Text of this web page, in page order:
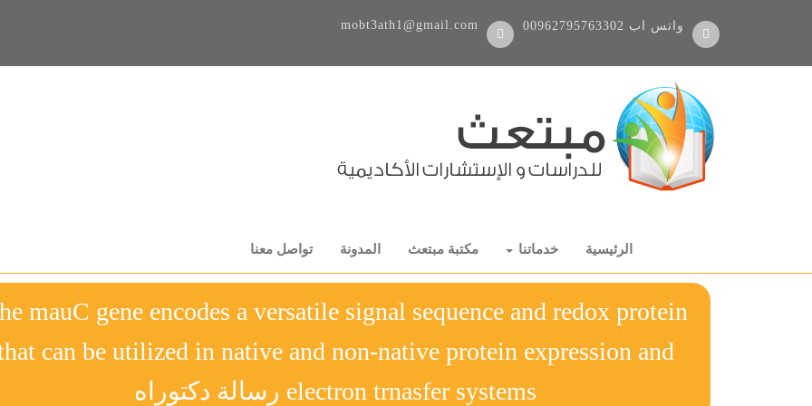
00962795763302 واتس اب mobt3ath1@gmail.com
الرئيسية خدماتنا مكتبة مبتعث المدونة تواصل معنا
mauC gene encodes a versatile signal sequence and redox protein
can be utilized in native and non-native protein expression and
electron trnasfer systems رسالة دكتوراه